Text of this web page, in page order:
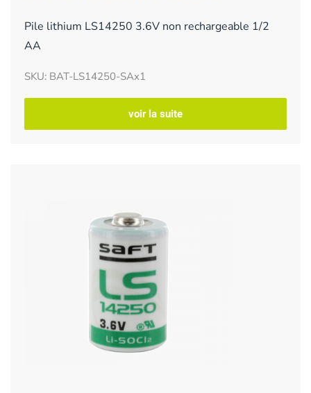
Pile lithium LS14250 3.6V non rechargeable 1/2
AA
SKU: BAT-LS14250-SAx1
voir la suite